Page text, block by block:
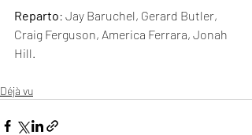
Reparto: Jay Baruchel, Gerard Butler,
Craig Ferguson, America Ferrara, Jonah
Hill.
Déjà vu